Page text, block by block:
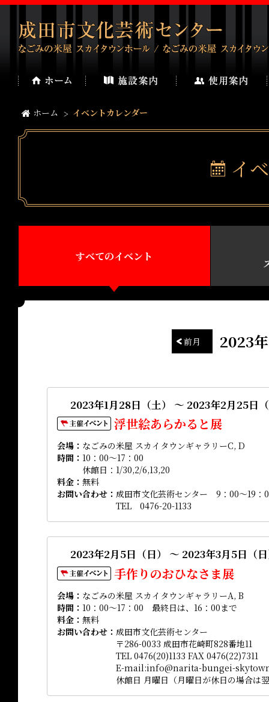
ホーム イベントカレンダー
イ
すべてのイベント
前月 2023
2023年1月28日（土） ～ 2023年2月25日
浮世絵あらかると展
会場
なごみの米屋 スカイタウンギャラリーC, D
時間
10：00～17：00
休館日：1/30,2/6,13,20
料金
無料
お問い合わせ
成田市文化芸術センター 9：00～19：
TEL 0476-20-1133
2023年2月5日（日） ～ 2023年3月5日（
手作りのおひなさま展
会場
なごみの米屋 スカイタウンギャラリーA, B
時間
10：00～17：00 最終日は、16：00まで
料金
無料
お問い合わせ
成田市文化芸術センター
〒286-0033 成田市花崎町828番地11
TEL 0476(20)1133 FAX 0476(22)7311
E-mail:info@narita-bungei-
休館日 月曜日（月曜日が休日の場合は